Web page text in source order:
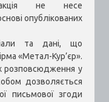
не несе
опублікованих
та дані, що
«Метал-Кур’єр».
розповсюдження у
дозволяється
письмової згоди